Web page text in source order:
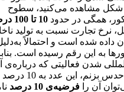
شکل مشاهده می‌کنید، سطوح
همگی در حدود 10 تا 100 درصد
نرخ تجارت نسبت به تولید
شده است و احتمالاً
به این رقم رسیده است.
شدن فعالیتی که درباره‌ی
هیچ اطلاع خاصی ندارم، عددی را
آن را فرضیه‌ی 10 درصد